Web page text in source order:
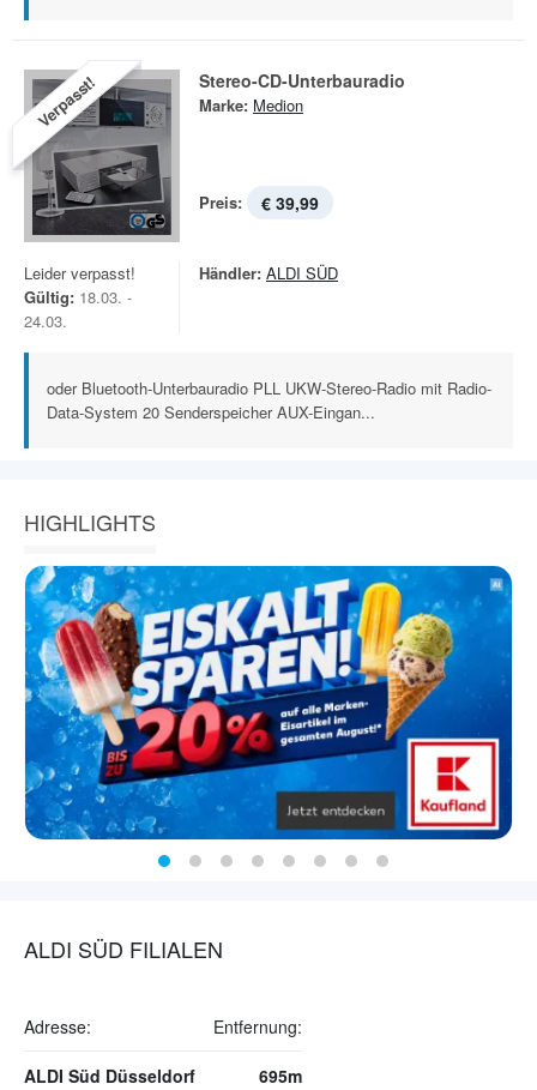
Verpasst! Stereo-CD-Unterbauradio
Marke: Medion
Preis: € 39,99
Leider verpasst!
Gültig: 18.03. -
24.03.
Händler: ALDI SÜD
oder Bluetooth-Unterbauradio PLL UKW-Stereo-Radio mit Radio-
Data-System 20 Senderspeicher AUX-Eingan...
HIGHLIGHTS
ALDI SÜD FILIALEN
Adresse: Entfernung:
ALDI Süd Düsseldorf 695m